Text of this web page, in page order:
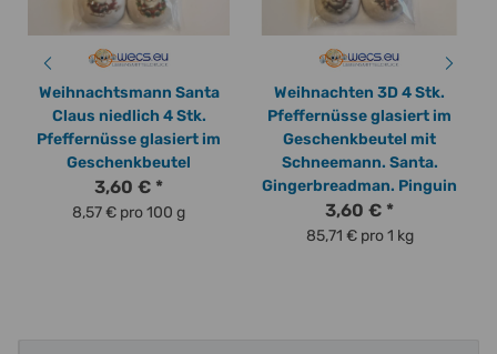
Weihnachtsmann Santa
Claus niedlich 4 Stk.
Pfeffernüsse glasiert im
Geschenkbeutel
3,60 € *
8,57 € pro 100 g
Weihnachten 3D 4 Stk.
Pfeffernüsse glasiert im
Geschenkbeutel mit
Schneemann. Santa.
Gingerbreadman. Pinguin
3,60 € *
85,71 € pro 1 kg